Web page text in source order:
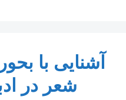
آشنایی با
شعر در